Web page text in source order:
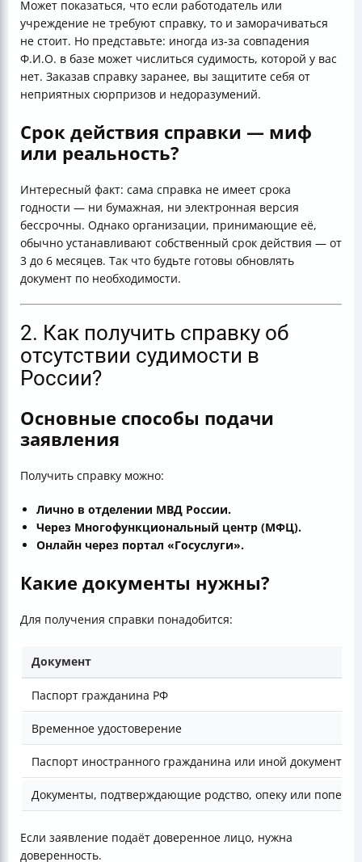
Может показаться, что если работодатель или
учреждение не требуют справку, то и заморачиваться
не стоит. Но представьте: иногда из-за совпадения
Ф.И.О. в базе может числиться судимость, которой у вас
нет. Заказав справку заранее, вы защитите себя от
неприятных сюрпризов и недоразумений.
Срок действия справки — миф
или реальность?
Интересный факт: сама справка не имеет срока
годности — ни бумажная, ни электронная версия
бессрочны. Однако организации, принимающие её,
обычно устанавливают собственный срок действия — от
3 до 6 месяцев. Так что будьте готовы обновлять
документ по необходимости.
2. Как получить справку об
отсутствии судимости в
России?
Основные способы подачи
заявления
Получить справку можно:
Лично в отделении МВД России.
Через Многофункциональный центр (МФЦ).
Онлайн через портал «Госуслуги».
Какие документы нужны?
Для получения справки понадобится:
Документ
Паспорт гражданина РФ
Временное удостоверение
Паспорт иностранного гражданина или иной документ,
Документы, подтверждающие родство, опеку или
Если заявление подаёт доверенное лицо, нужна
доверенность.